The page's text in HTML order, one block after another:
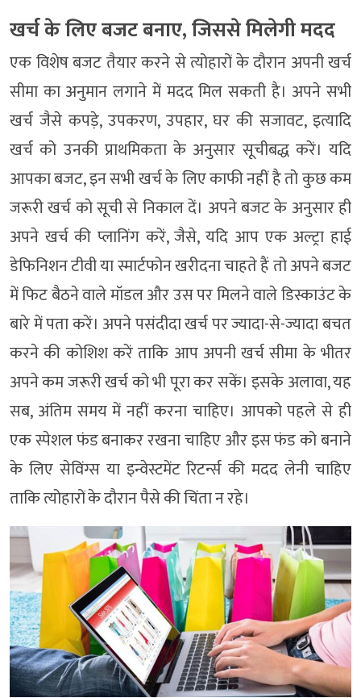
खर्च के लिए बजट बनाए, जिससे मिलेगी मदद
एक विशेष बजट तैयार करने से त्योहारों के दौरान अपनी खर्च
सीमा का अनुमान लगाने में मदद मिल सकती है। अपने सभी
खर्च जैसे कपड़े, उपकरण, उपहार, घर की सजावट, इत्यादि
खर्च को उनकी प्राथमिकता के अनुसार सूचीबद्ध करें। यदि
आपका बजट, इन सभी खर्च के लिए काफी नहीं है तो कुछ कम
जरूरी खर्च को सूची से निकाल दें। अपने बजट के अनुसार ही
अपने खर्च की प्लानिंग करें, जैसे, यदि आप एक अल्ट्रा हाई
डेफिनिशन टीवी या स्मार्टफोन खरीदना चाहते हैं तो अपने बजट
में फिट बैठने वाले मॉडल और उस पर मिलने वाले डिस्काउंट के
बारे में पता करें। अपने पसंदीदा खर्च पर ज्यादा-से-ज्यादा बचत
करने की कोशिश करें ताकि आप अपनी खर्च सीमा के भीतर
अपने कम जरूरी खर्च को भी पूरा कर सकें। इसके अलावा, यह
सब, अंतिम समय में नहीं करना चाहिए। आपको पहले से ही
एक स्पेशल फंड बनाकर रखना चाहिए और इस फंड को बनाने
के लिए सेविंग्स या इन्वेस्टमेंट रिटर्न्स की मदद लेनी चाहिए
ताकि त्योहारों के दौरान पैसे की चिंता न रहे।